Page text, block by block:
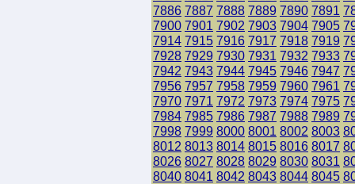
7886 7887 7888 7889 7890 7891
7900 7901 7902 7903 7904 7905
7914 7915 7916 7917 7918 7919
7928 7929 7930 7931 7932 7933
7942 7943 7944 7945 7946 7947
7956 7957 7958 7959 7960 7961
7970 7971 7972 7973 7974 7975
7984 7985 7986 7987 7988 7989
7998 7999 8000 8001 8002 8003
8012 8013 8014 8015 8016 8017
8026 8027 8028 8029 8030 8031
8040 8041 8042 8043 8044 8045